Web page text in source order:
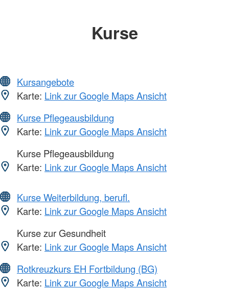
Kurse
Kursangebote
Karte: Link zur Google Maps Ansicht
Kurse Pflegeausbildung
Karte: Link zur Google Maps Ansicht
Kurse Pflegeausbildung
Karte: Link zur Google Maps Ansicht
Kurse Weiterbildung, berufl.
Karte: Link zur Google Maps Ansicht
Kurse zur Gesundheit
Karte: Link zur Google Maps Ansicht
Rotkreuzkurs EH Fortbildung (BG)
Karte: Link zur Google Maps Ansicht